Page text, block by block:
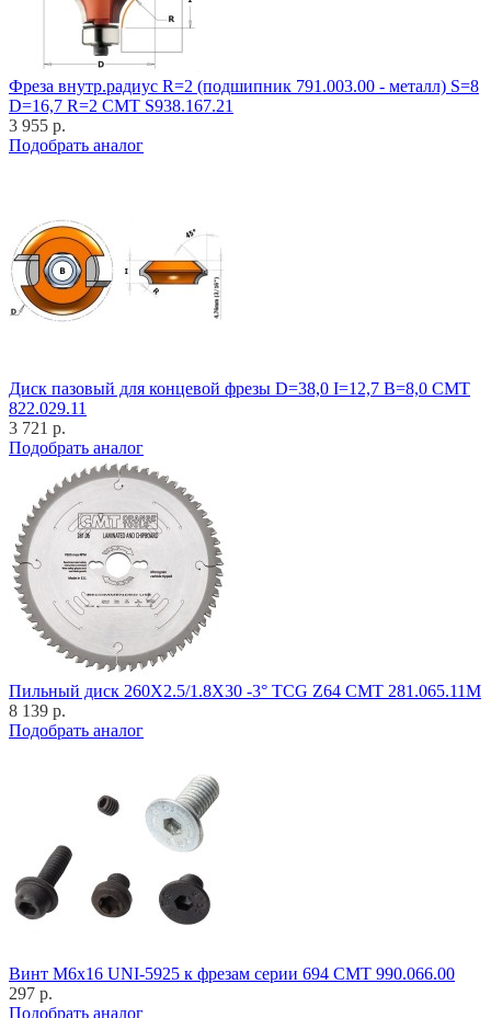
Фреза внутр.радиус R=2 (подшипник 791.003.00 - металл) S=8
D=16,7 R=2 CMT S938.167.21
3 955 р.
Подобрать аналог
Диск пазовый для концевой фрезы D=38,0 I=12,7 B=8,0 CMT
822.029.11
3 721 р.
Подобрать аналог
Пильный диск 260X2.5/1.8X30 -3° TCG Z64 CMT 281.065.11M
8 139 р.
Подобрать аналог
Винт M6x16 UNI-5925 к фрезам серии 694 CMT 990.066.00
297 р.
Подобрать аналог